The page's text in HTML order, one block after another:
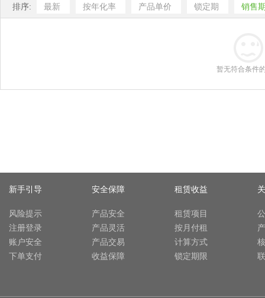
排序: 最新 按年化率 产品单价 锁定期 销售
暂无符合条件
新手引导
风险提示
注册登录
账户安全
下单支付
安全保障
产品安全
产品灵活
产品交易
收益保障
租赁收益
租赁项目
按月付租
计算方式
锁定期限